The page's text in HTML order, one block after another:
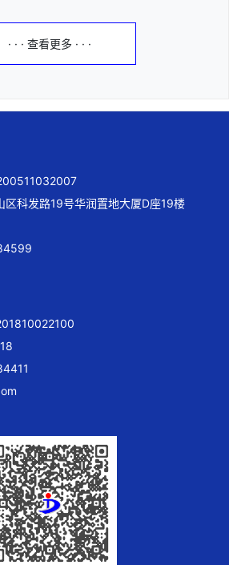
· · · 查看更多 · · ·
区科发路19号华润置地大厦D座19楼